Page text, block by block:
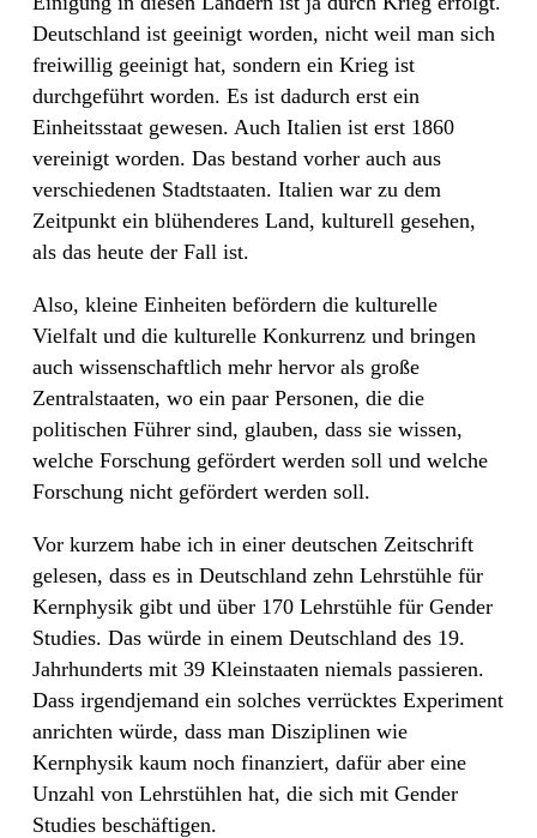
Deutschland ist geeinigt worden, nicht weil man sich
freiwillig geeinigt hat, sondern ein Krieg ist
durchgeführt worden. Es ist dadurch erst ein
Einheitsstaat gewesen. Auch Italien ist erst 1860
vereinigt worden. Das bestand vorher auch aus
verschiedenen Stadtstaaten. Italien war zu dem
Zeitpunkt ein blühenderes Land, kulturell gesehen,
als das heute der Fall ist.
Also, kleine Einheiten befördern die kulturelle
Vielfalt und die kulturelle Konkurrenz und bringen
auch wissenschaftlich mehr hervor als große
Zentralstaaten, wo ein paar Personen, die die
politischen Führer sind, glauben, dass sie wissen,
welche Forschung gefördert werden soll und welche
Forschung nicht gefördert werden soll.
Vor kurzem habe ich in einer deutschen Zeitschrift
gelesen, dass es in Deutschland zehn Lehrstühle für
Kernphysik gibt und über 170 Lehrstühle für Gender
Studies. Das würde in einem Deutschland des 19.
Jahrhunderts mit 39 Kleinstaaten niemals passieren.
Dass irgendjemand ein solches verrücktes Experiment
anrichten würde, dass man Disziplinen wie
Kernphysik kaum noch finanziert, dafür aber eine
Unzahl von Lehrstühlen hat, die sich mit Gender
Studies beschäftigen.